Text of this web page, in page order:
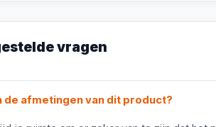
vragen
de afmetingen van dit product?